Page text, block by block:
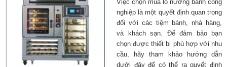
Việc chọn mua lò nướng bánh công
nghiệp là một quyết định quan trọng
đối với các tiệm bánh, nhà hàng,
và khách sạn. Để đảm bảo bạn
chọn được thiết bị phù hợp với nhu
cầu, hãy tham khảo hướng dẫn
dưới đây để có thể ra quyết định